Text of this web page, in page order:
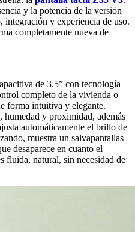
y la potencia de la versión
integración y experiencia de uso.
completamente nueva de
de 3.5” con tecnología
completo de la vivienda o
forma intuitiva y elegante.
humedad y proximidad, además
automáticamente el brillo de
muestra un salvapantallas
desaparece en cuanto el
fluida, natural, sin necesidad de